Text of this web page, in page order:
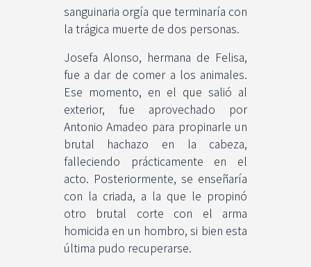
sanguinaria orgía que terminaría con
la trágica muerte de dos personas.
Josefa Alonso, hermana de Felisa,
fue a dar de comer a los animales.
Ese momento, en el que salió al
exterior, fue aprovechado por
Antonio Amadeo para propinarle un
brutal hachazo en la cabeza,
falleciendo prácticamente en el
acto. Posteriormente, se enseñaría
con la criada, a la que le propinó
otro brutal corte con el arma
homicida en un hombro, si bien esta
última pudo recuperarse.